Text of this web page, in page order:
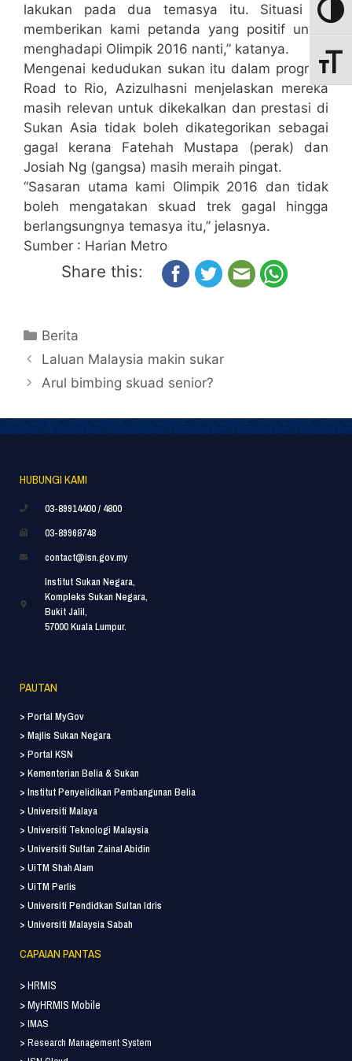
lakukan pada dua temasya itu. Situasi ini
memberikan kami petanda yang positif untuk
menghadapi Olimpik 2016 nanti,” katanya.
Mengenai kedudukan sukan itu dalam program
Road to Rio, Azizulhasni menjelaskan mereka
masih relevan untuk dikekalkan dan prestasi di
Sukan Asia tidak boleh dikategorikan sebagai
gagal kerana Fatehah Mustapa (perak) dan
Josiah Ng (gangsa) masih meraih pingat.
“Sasaran utama kami Olimpik 2016 dan tidak
boleh mengatakan skuad trek gagal hingga
berlangsungnya temasya itu,” jelasnya.
Sumber : Harian Metro
Share this:
Berita
Laluan Malaysia makin sukar
Arul bimbing skuad senior?
HUBUNGI KAMI
03-89914400 / 4800
03-89968748
contact@isn.gov.my
Institut Sukan Negara,
Kompleks Sukan Negara,
Bukit Jalil,
57000 Kuala Lumpur.
PAUTAN
> Portal MyGov
> Majlis Sukan Negara
> Portal KSN
> Kementerian Belia & Sukan
> Institut Penyelidikan Pembangunan Belia
> Universiti Malaya
> Universiti Teknologi Malaysia
> Universiti Sultan Zainal Abidin
> UiTM Shah Alam
> UiTM Perlis
> Universiti Pendidkan Sultan Idris
> Universiti Malaysia Sabah
CAPAIAN PANTAS
> HRMIS
> MyHRMIS Mobile
> IMAS
> Research Management System